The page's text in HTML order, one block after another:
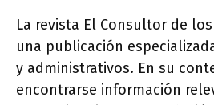
La revista El Consultor de
una publicación
y administrativos. En su
encontrarse información